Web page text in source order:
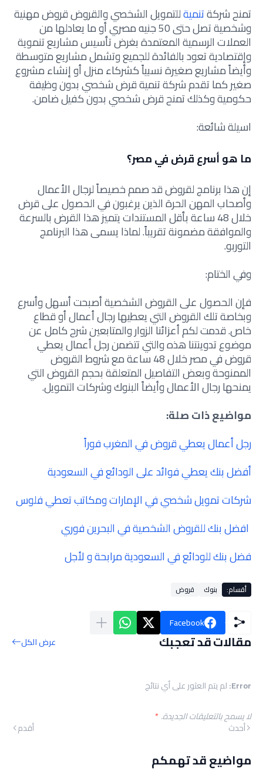
تمنح شركةتنميةللتمويل الشخصي والقروض قروض مهنية
وشخصية تصل حتى 50 جنيه مصري أو ما يعادلها من
العملات الرسمية المعتمدة بغرض تأسيس مشاريع تنموية
وإقتصادية تعود بالفائدة للجميع وتشمل مشاريع متوسطة
وأيضاً مشاريع صغيرة نسبياً كشركاء منزل أو إنشاء مشروع
صغير كما تقدم شركة تنمية قرض شخصي بدون وظيفة
حكومية وكذلك تمنح قرض شخصي بدون كفيل ضامن.
اسيلة شائعة:
ما هو أسرع قرض في مصر؟
إن هذا برنامج لقروض قد صمم خصيصاً لرجال الأعمال
وأصحاب المهن الحرة الذين يرغبون في الحصول على قرض
خلال 48 ساعة بأقل المستندات يتميز هذا القرض بالسرعة
والموافقة مضمونة تقريباً. لماذا يسمى هذا البرنامج
التوربو.
وفي الختام:
فإن الحصول على القروض الشخصية أصبحت أسهل وأسرع
وبخاصة تلك القروض التي يعطيها رجال أعمال أو قطاع
خاص. قدمت لكم أعزائنا الزوار والمتابعين شرح كامل عن
موضوع تدوينتنا هذه والتي تتضمن رجل أعمال يعطي
قروض في مصر خلال 48 ساعة مع شروط القروض
الممنوحة وبعض التفاصيل المتعلقة بحجم القروض التي
يمنحها رجال الأعمال وأيضاً البنوك وشركات التمويل.
مواضيع ذات صلة:
رجل أعمال يعطي قروض في المغرب فوراً
أفضل بنك يعطي فوائد على الودائع في السعودية
شركات تمويل شخصي في الإمارات ومكاتب تعطي فلوس
افضل بنك للقروض الشخصية في البحرين فوري
فضل بنك للودائع في السعودية مرابحة و لأجل
أقسام: بنوك قروض
Facebook
مقالات قد تعجبك عرض الكل
Error: لم يتم العثور على أي نتائج
لا يسمح بالتعليقات الجديدة.*
أحدث أقدم
مواضيع قد تهمكم